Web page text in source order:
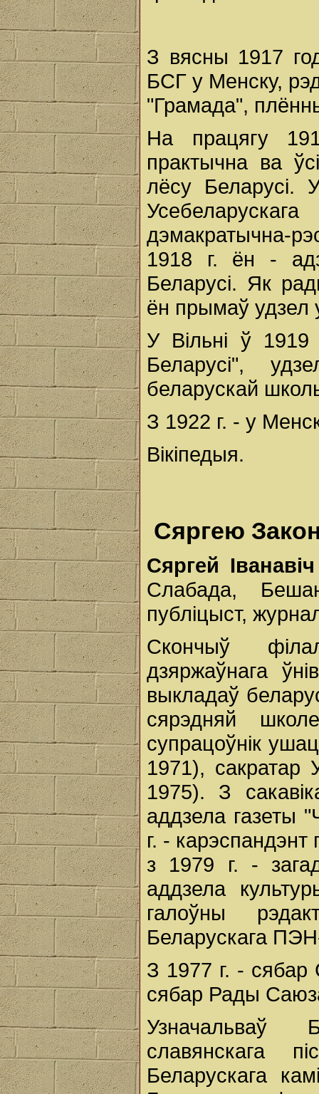
З вясны 1917
БСГ у Менску,
"Грамада",
На працягу
практычна ва
лёсу Беларусі.
дэмакратычна-
1918 г. ён -
Беларусі. Як
ён прымаў удзел
У Вільні ў 1919
Беларусі",
беларускай
З 1922 г. - у
Вікіпедыя.
Сяргею
Сяргей
Слабада,
публіцыст,
Скончыў
дзяржаўнага
выкладаў
сярэдняй
супрацоўнік
1971), сакратар
1975). З
аддзела газеты
г. - карэспандэнт
з 1979 г. -
аддзела
галоўны
Беларускага
З 1977 г. - сябар
сябар Рады
Узначальваў
славянскага
Беларускага